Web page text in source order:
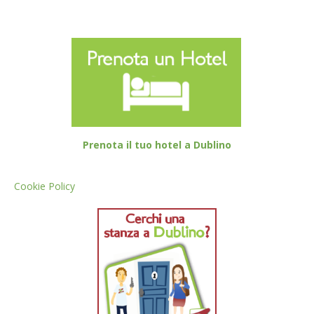
Prenota il tuo hotel a Dublino
Cookie Policy